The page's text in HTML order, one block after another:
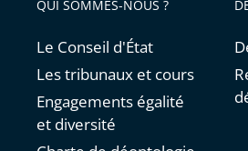
QUI SOMMES-NOUS ?
Le Conseil d'État
Les tribunaux et cours
Engagements égalité
et diversité